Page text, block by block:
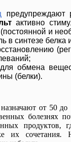
предупреждают
активно
и
в синтезе
обмена
(белки).
от 50
болезнях
их сочетания.